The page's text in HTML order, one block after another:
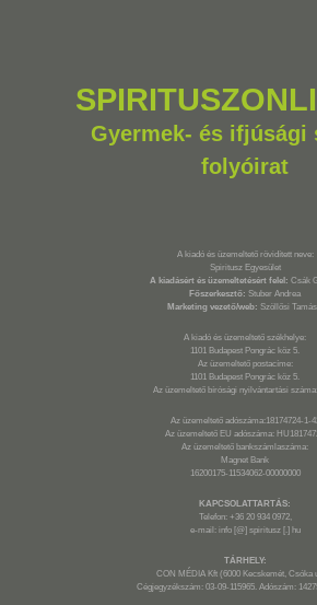
Gyermek- és ifjúsági
folyóirat
A kiadó és üzemeltető rövidített neve:
Spiritusz Egyesület
A kiadásért és üzemeltetésért felel: Csák
Főszerkesztő: Stuber Andrea
Marketing vezető/web: Szöllősi Tamás
A kiadó és üzemeltető székhelye:
1101 Budapest Pongrác köz 5.
Az üzemeltető postacíme:
1101 Budapest Pongrác köz 5.
Az üzemeltető bírósági nyilvántartási
Az üzemeltető adószáma:18174724-1-
Az üzemeltető EU adószáma:
Az üzemeltető bankszámlaszáma:
Magnet Bank
16200175-11534062-00000000
KAPCSOLATTARTÁS:
Telefon: +36 20 934 0972,
e-mail: info [@] spiritusz [.] hu
TÁRHELY:
CON MÉDIA Kft (6000 Kecskemét, Csóka
Cégjegyzékszám: 03-09-115965. Adószám: